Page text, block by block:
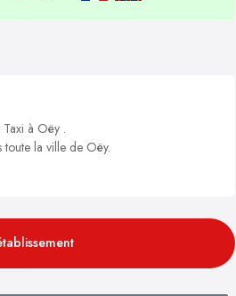
à Oëy .
toute la ville de Oëy.